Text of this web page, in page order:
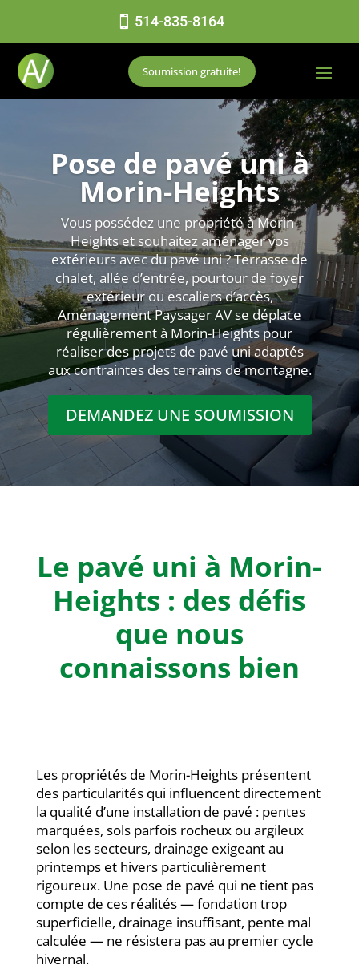
514-835-8164
Soumission gratuite!
Pose de pavé uni à
Morin-Heights
Vous possédez une propriété à Morin-
Heights et souhaitez aménager vos
extérieurs avec du pavé uni ? Terrasse de
chalet, allée d’entrée, pourtour de foyer
extérieur ou escaliers d’accès,
Aménagement Paysager AV se déplace
régulièrement à Morin-Heights pour
réaliser des projets de pavé uni adaptés
aux contraintes des terrains de montagne.
DEMANDEZ UNE SOUMISSION
Le pavé uni à Morin-
Heights : des défis
que nous
connaissons bien
Les propriétés de Morin-Heights présentent
des particularités qui influencent directement
la qualité d’une installation de pavé : pentes
marquées, sols parfois rocheux ou argileux
selon les secteurs, drainage exigeant au
printemps et hivers particulièrement
rigoureux. Une pose de pavé qui ne tient pas
compte de ces réalités — fondation trop
superficielle, drainage insuffisant, pente mal
calculée — ne résistera pas au premier cycle
hivernal.